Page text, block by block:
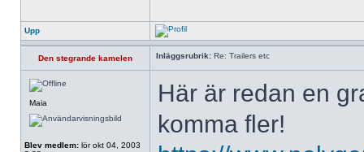
Upp
Den stegrande kamelen Inläggsrubrik: Re: Trailers etc
Maia
Blev medlem: lör okt 04, 2003
Här är redan en
komma fler!